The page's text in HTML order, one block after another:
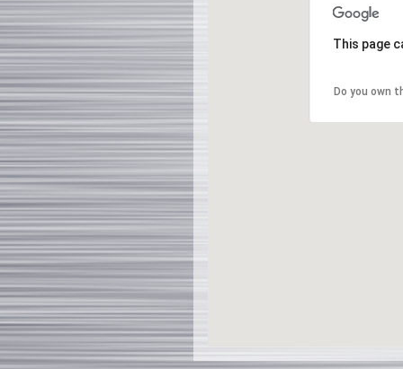
This page
Do you own